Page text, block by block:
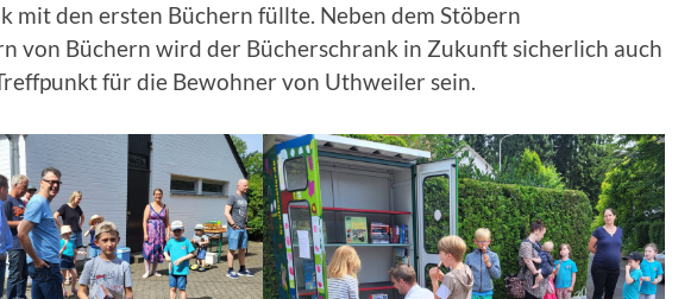
mit den ersten Büchern füllte. Neben dem Stöbern
von Büchern wird der Bücherschrank in Zukunft sicherlich auch
für die Bewohner von Uthweiler sein.